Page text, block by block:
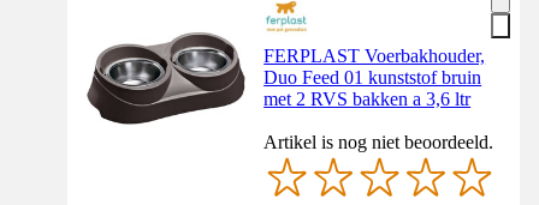
FERPLAST Voerbakhouder,
Duo Feed 01 kunststof bruin
met 2 RVS bakken a 3,6 ltr
Artikel is nog niet beoordeeld.